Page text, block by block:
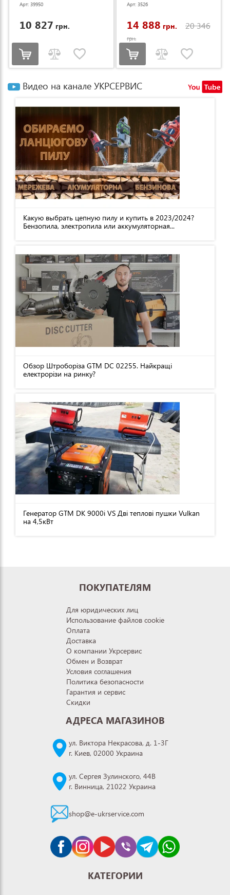
Арт: 39950
10 827 грн.
Арт: 3526
14 888 грн. 20 346
грн.
Видео на канале УКРСЕРВИС
Какую выбрать цепную пилу и купить в 2023/2024?
Бензопила, электропила или аккумуляторная...
Обзор Штроборіза GTM DC 02255. Найкращі
електрорізи на ринку?
Генератор GTM DK 9000i VS Дві теплові пушки Vulkan
на 4,5кВт
ПОКУПАТЕЛЯМ
Для юридических лиц
Использование файлов cookie
Оплата
Доставка
О компании Укрсервис
Обмен и Возврат
Условия соглашения
Политика безопасности
Гарантия и сервис
Скидки
АДРЕСА МАГАЗИНОВ
ул. Виктора Некрасова, д. 1-3Г
г. Киев, 02000 Украина
ул. Сергея Зулинского, 44В
г. Винница, 21022 Украина
shop@e-ukrservice.com
КАТЕГОРИИ